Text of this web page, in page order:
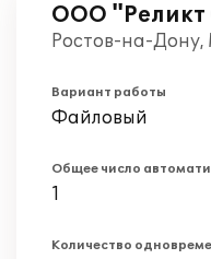
ООО "Реликт
Ростов-на-
Вариант работы
Файловый
Общее число
1
Количество